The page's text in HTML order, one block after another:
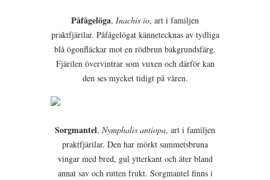
Påfågelöga, Inachis io, art i familjen
praktfjärilar. Påfågelögat kännetecknas av tydliga
blå ögonfläckar mot en rödbrun bakgrundsfärg.
Fjärilen övervintrar som vuxen och därför kan
den ses mycket tidigt på våren.
Sorgmantel, Nymphalis antiopa, art i familjen
praktfjärilar. Den har mörkt sammetsbruna
vingar med bred, gul ytterkant och äter bland
annat sav och rutten frukt. Sorgmantel finns i